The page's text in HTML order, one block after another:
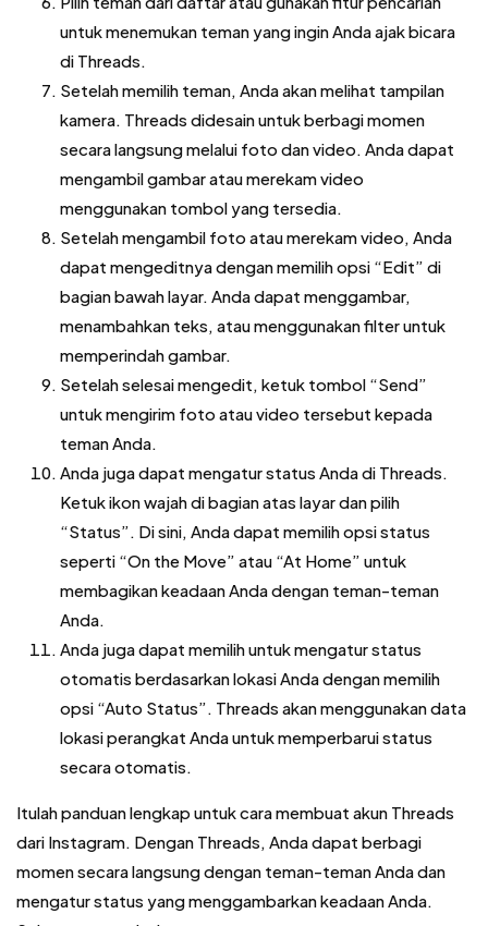
untuk menemukan teman yang ingin Anda ajak bicara
di Threads.
Setelah memilih teman, Anda akan melihat tampilan
kamera. Threads didesain untuk berbagi momen
secara langsung melalui foto dan video. Anda dapat
mengambil gambar atau merekam video
menggunakan tombol yang tersedia.
Setelah mengambil foto atau merekam video, Anda
dapat mengeditnya dengan memilih opsi “Edit” di
bagian bawah layar. Anda dapat menggambar,
menambahkan teks, atau menggunakan filter untuk
memperindah gambar.
Setelah selesai mengedit, ketuk tombol “Send”
untuk mengirim foto atau video tersebut kepada
teman Anda.
Anda juga dapat mengatur status Anda di Threads.
Ketuk ikon wajah di bagian atas layar dan pilih
“Status”. Di sini, Anda dapat memilih opsi status
seperti “On the Move” atau “At Home” untuk
membagikan keadaan Anda dengan teman-teman
Anda.
Anda juga dapat memilih untuk mengatur status
otomatis berdasarkan lokasi Anda dengan memilih
opsi “Auto Status”. Threads akan menggunakan data
lokasi perangkat Anda untuk memperbarui status
secara otomatis.
Itulah panduan lengkap untuk cara membuat akun Threads
dari Instagram. Dengan Threads, Anda dapat berbagi
momen secara langsung dengan teman-teman Anda dan
mengatur status yang menggambarkan keadaan Anda.